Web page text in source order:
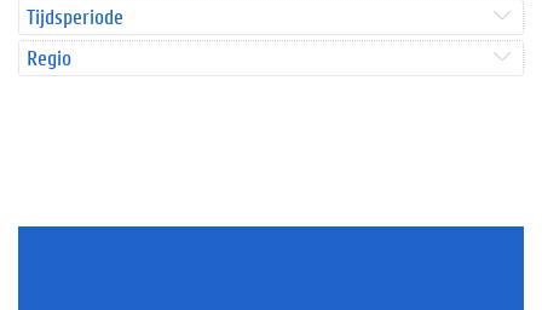
Tijdsperiode
Regio